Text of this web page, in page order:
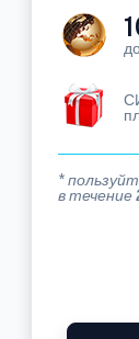
*
в течение